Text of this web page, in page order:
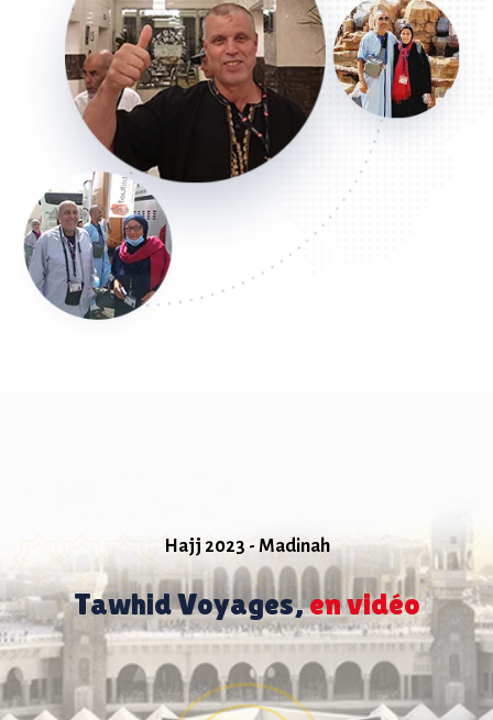
Hajj 2023 - Madinah
Tawhid Voyages,en vidéo